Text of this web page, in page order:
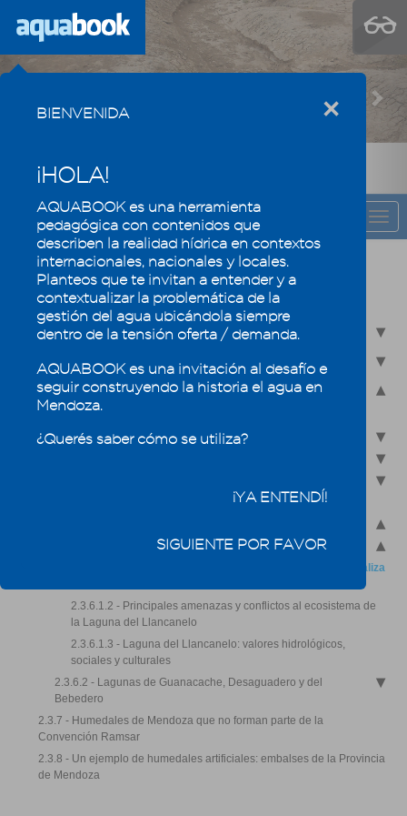
Previous
CAPÍTULO
Recursos hídricos de Mendoza en su
contexto regional
2.1 - Recursos hídricos superficiales
2.2 - Recursos hídricos subterráneos
2.3 - Humedales, un ecosistema especial
2.3.2 - Tipos de humedales según la Convención Ramsar
2.3.6.1 - Laguna de Llancanelo
2.3.6.1.1 - ¿Cuáles son las medidas de protección que realiza
2.3.6.1.2 - Principales amenazas y conflictos al ecosistema de
la Laguna del Llancanelo
2.3.6.1.3 - Laguna del Llancanelo: valores hidrológicos,
sociales y culturales
2.3.6.2 - Lagunas de Guanacache, Desaguadero y del
Bebedero
2.3.7 - Humedales de Mendoza que no forman parte de la
Convención Ramsar
2.3.8 - Un ejemplo de humedales artificiales: embalses de la Provincia
de Mendoza
×
BIENVENIDA
¡HOLA!
AQUABOOK es una herramienta
pedagógica con contenidos que
describen la realidad hídrica en contextos
internacionales, nacionales y locales.
Planteos que te invitan a entender y a
contextualizar la problemática de la
gestión del agua ubicándola siempre
dentro de la tensión oferta / demanda.
AQUABOOK es una invitación al desafío e
seguir construyendo la historia el agua en
Mendoza.
¿Querés saber cómo se utiliza?
¡YA ENTENDÍ!
SIGUIENTE POR FAVOR